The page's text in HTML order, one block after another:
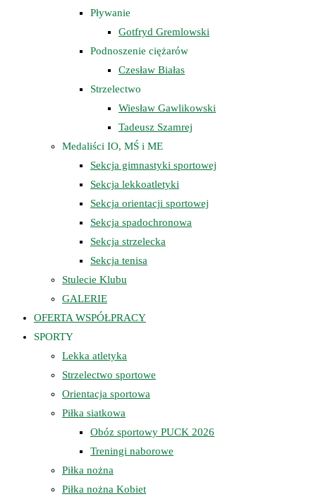
Pływanie
Gotfryd Gremlowski
Podnoszenie ciężarów
Czesław Białas
Strzelectwo
Wiesław Gawlikowski
Tadeusz Szamrej
Medaliści IO, MŚ i ME
Sekcja gimnastyki sportowej
Sekcja lekkoatletyki
Sekcja orientacji sportowej
Sekcja spadochronowa
Sekcja strzelecka
Sekcja tenisa
Stulecie Klubu
GALERIE
OFERTA WSPÓŁPRACY
SPORTY
Lekka atletyka
Strzelectwo sportowe
Orientacja sportowa
Piłka siatkowa
Obóz sportowy PUCK 2026
Treningi naborowe
Piłka nożna
Piłka nożna Kobiet